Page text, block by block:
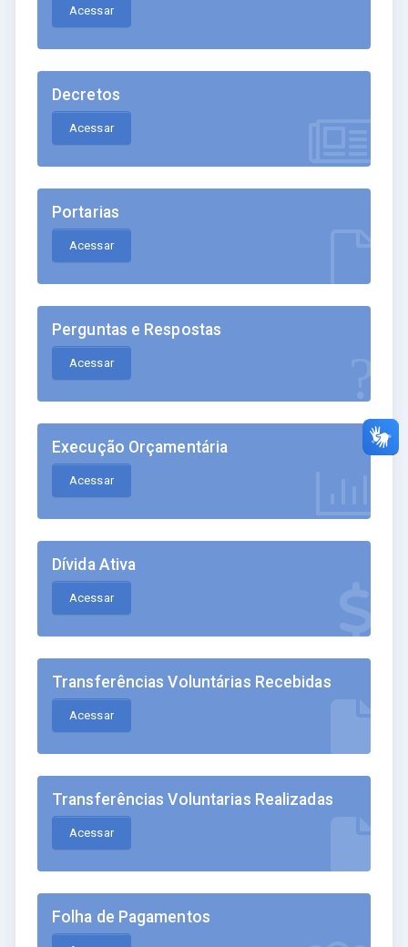
Acessar
Decretos
Acessar
Portarias
Acessar
Perguntas e Respostas
Acessar
Execução Orçamentária
Acessar
Dívida Ativa
Acessar
Transferências Voluntárias Recebidas
Acessar
Transferências Voluntarias Realizadas
Acessar
Folha de Pagamentos